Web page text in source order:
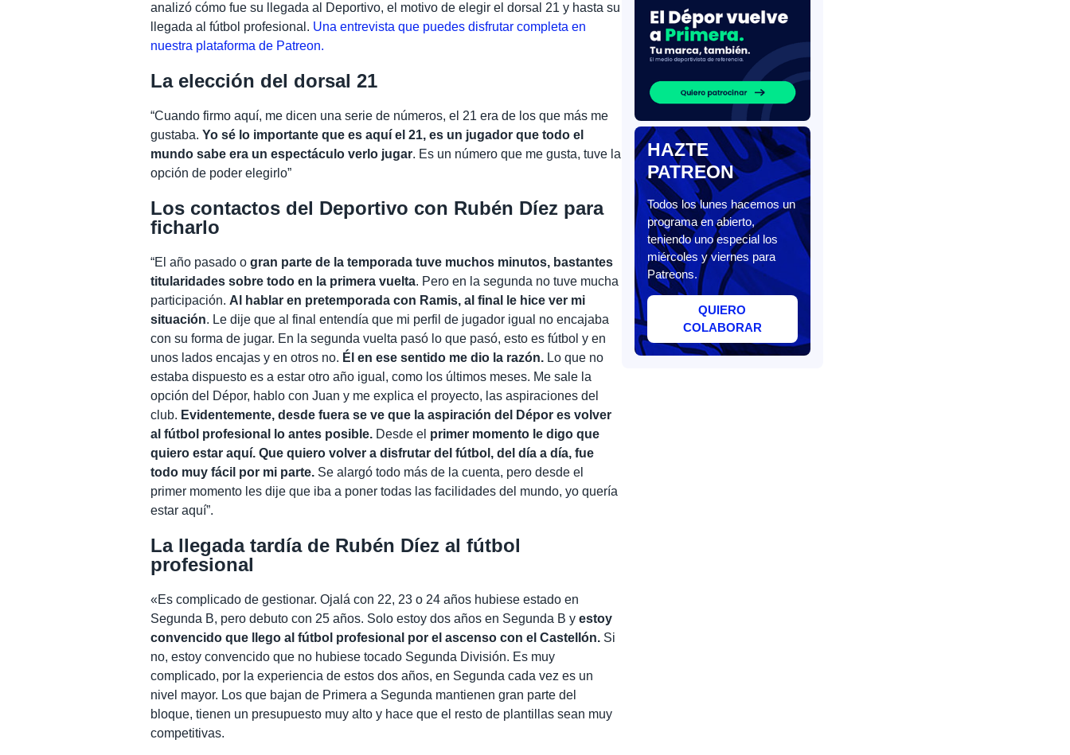
analizó cómo fue su llegada al Deportivo, el motivo de elegir el dorsal 21 y hasta su
llegada al fútbol profesional. Una entrevista que puedes disfrutar completa en
nuestra plataforma de Patreon.
La elección del dorsal 21
“Cuando firmo aquí, me dicen una serie de números, el 21 era de los que más me
gustaba. Yo sé lo importante que es aquí el 21, es un jugador que todo el
mundo sabe era un espectáculo verlo jugar. Es un número que me gusta, tuve la
opción de poder elegirlo”
Los contactos del Deportivo con Rubén Díez para
ficharlo
“El año pasado ogran parte de la temporada tuve muchos minutos, bastantes
titularidades sobre todo en la primera vuelta. Pero en la segunda no tuve mucha
participación. Al hablar en pretemporada con Ramis, al final le hice ver mi
situación. Le dije que al final entendía que mi perfil de jugador igual no encajaba
con su forma de jugar. En la segunda vuelta pasó lo que pasó, esto es fútbol y en
unos lados encajas y en otros no. Él en ese sentido me dio la razón. Lo que no
estaba dispuesto es a estar otro año igual, como los últimos meses. Me sale la
opción del Dépor, hablo con Juan y me explica el proyecto, las aspiraciones del
club. Evidentemente, desde fuera se ve que la aspiración del Dépor es volver
al fútbol profesional lo antes posible. Desde el primer momento le digo que
quiero estar aquí. Que quiero volver a disfrutar del fútbol, del día a día, fue
todo muy fácil por mi parte. Se alargó todo más de la cuenta, pero desde el
primer momento les dije que iba a poner todas las facilidades del mundo, yo quería
estar aquí”.
La llegada tardía de Rubén Díez al fútbol
profesional
«Es complicado de gestionar. Ojalá con 22, 23 o 24 años hubiese estado en
Segunda B, pero debuto con 25 años. Solo estoy dos años en Segunda B yestoy
convencido que llego al fútbol profesional por el ascenso con el Castellón. Si
no, estoy convencido que no hubiese tocado Segunda División. Es muy
complicado, por la experiencia de estos dos años, en Segunda cada vez es un
nivel mayor. Los que bajan de Primera a Segunda mantienen gran parte del
bloque, tienen un presupuesto muy alto y hace que el resto de plantillas sean muy
competitivas.
HAZTE
PATREON
Todos los lunes hacemos un
programa en abierto,
teniendo uno especial los
miércoles y viernes para
Patreons.
QUIERO
COLABORAR